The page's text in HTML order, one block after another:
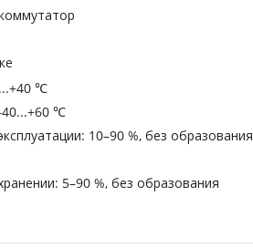
℃
℃
10–90 %, без образования
5–90 %, без образования